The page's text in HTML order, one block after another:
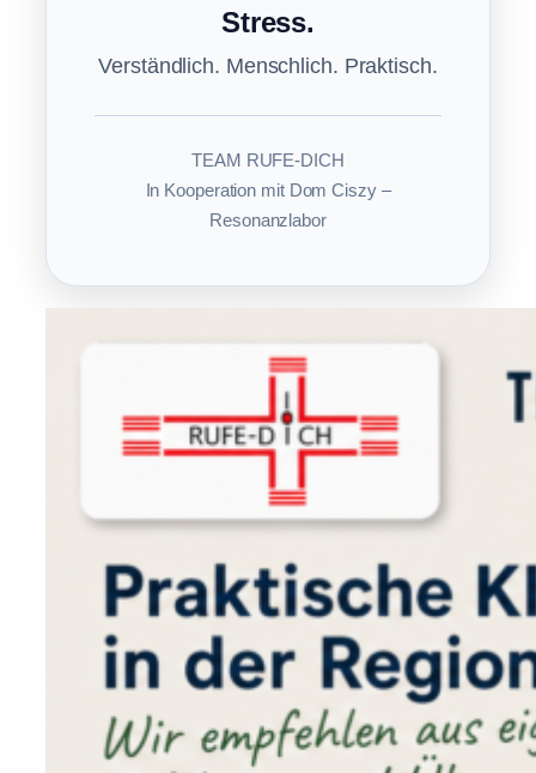
Stress.
Verständlich. Menschlich. Praktisch.
TEAM RUFE-DICH
In Kooperation mit Dom Ciszy –
Resonanzlabor